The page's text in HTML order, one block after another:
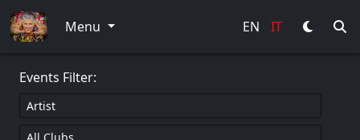
Menu
EN IT
Events Filter: